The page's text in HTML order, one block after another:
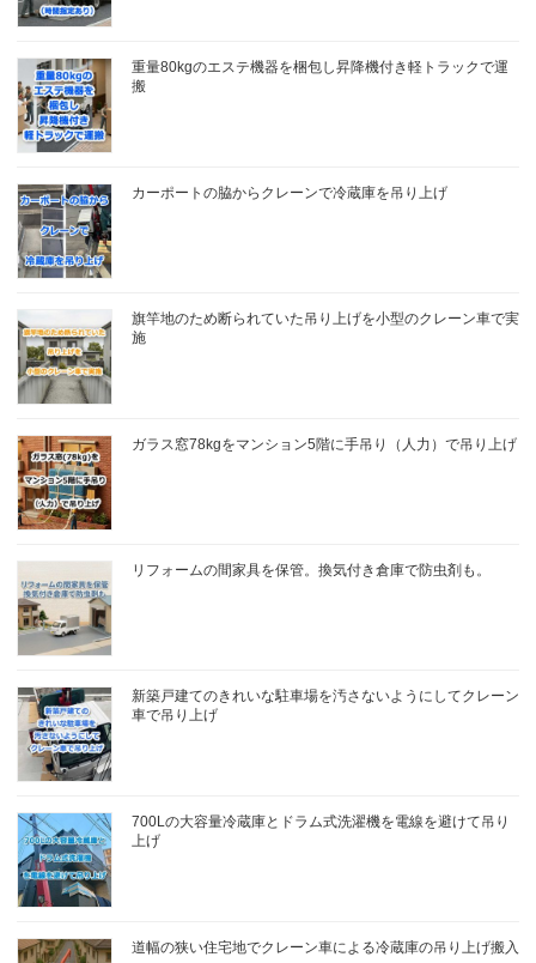
重量80kgのエステ機器を梱包し昇降機付き軽トラックで運
搬
カーポートの脇からクレーンで冷蔵庫を吊り上げ
旗竿地のため断られていた吊り上げを小型のクレーン車で実
施
ガラス窓78kgをマンション5階に手吊り（人力）で吊り上げ
リフォームの間家具を保管。換気付き倉庫で防虫剤も。
新築戸建てのきれいな駐車場を汚さないようにしてクレーン
車で吊り上げ
700Lの大容量冷蔵庫とドラム式洗濯機を電線を避けて吊り
上げ
道幅の狭い住宅地でクレーン車による冷蔵庫の吊り上げ搬入